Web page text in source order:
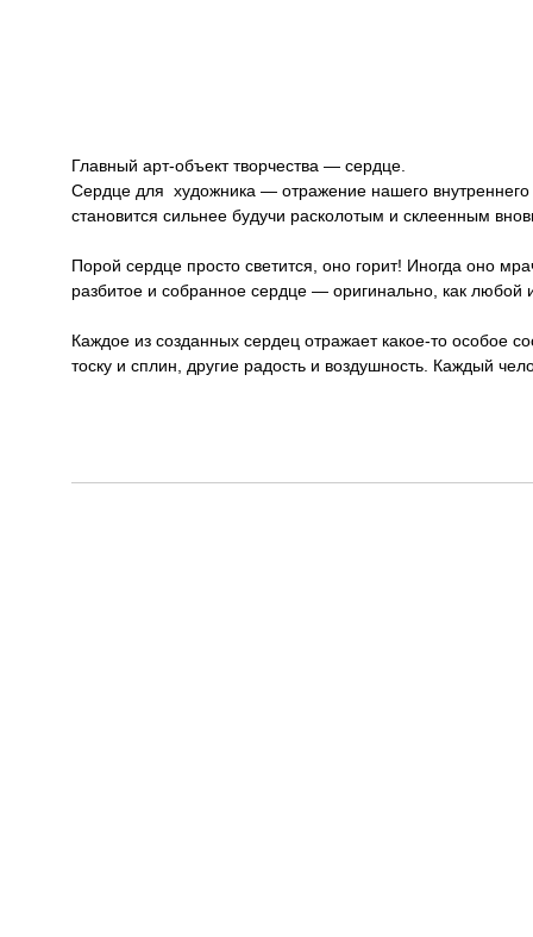
Главный арт-объект творчества — сердце.
Сердце для художника — отражение нашего внутреннего
становится сильнее будучи расколотым и склеенным
Порой сердце просто светится, оно горит! Иногда оно
разбитое и собранное сердце — оригинально, как любой
Каждое из созданных сердец отражает какое-то
тоску и сплин, другие радость и воздушность. Каждый